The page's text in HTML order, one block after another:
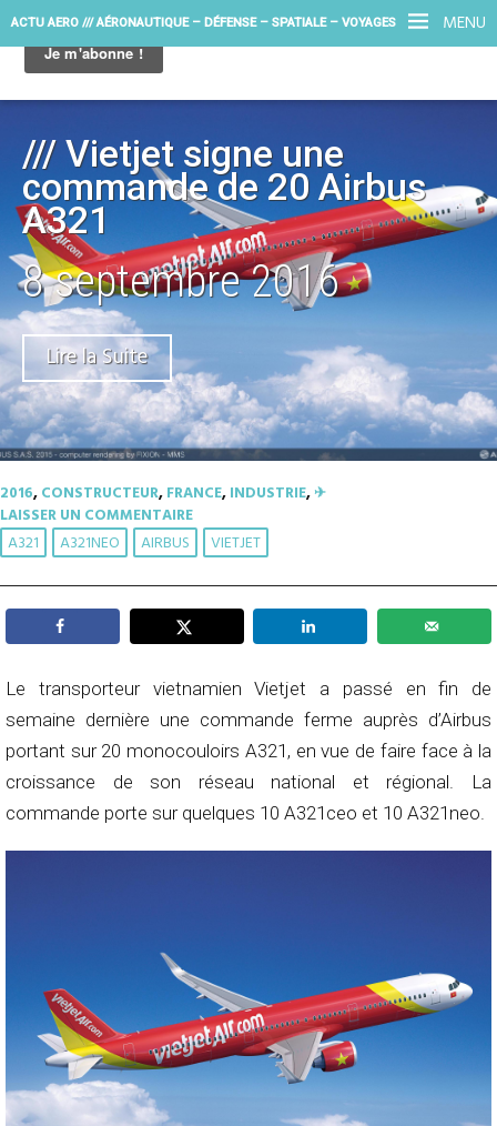
MENU
ACTU AERO /// AÉRONAUTIQUE – DÉFENSE – SPATIALE – VOYAGES
/// Vietjet signe une
commande de 20 Airbus
A321
8 septembre 2016
Lire la Suite
2016,CONSTRUCTEUR,FRANCE,INDUSTRIE,✈︎
LAISSER UN COMMENTAIRE
A321 A321NEO AIRBUS VIETJET
Le transporteur vietnamien Vietjet a passé en fin de
semaine dernière une commande ferme auprès d’Airbus
portant sur 20 monocouloirs A321, en vue de faire face à la
croissance de son réseau national et régional. La
commande porte sur quelques 10 A321ceo et 10 A321neo.